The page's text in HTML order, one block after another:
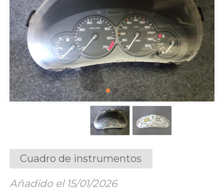
Cuadro de instrumentos
Añadido el 15/01/2026